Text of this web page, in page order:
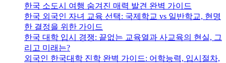
한국 소도시 여행 숨겨진 매력 발견 완벽 가이드
한국 외국인 자녀 교육 선택: 국제학교 vs 일반학교, 현명
한 결정을 위한 가이드
한국 대학 입시 경쟁: 끝없는 교육열과 사교육의 현실, 그
리고 미래는?
외국인 한국대학 진학 완벽 가이드: 어학능력, 입시절차,